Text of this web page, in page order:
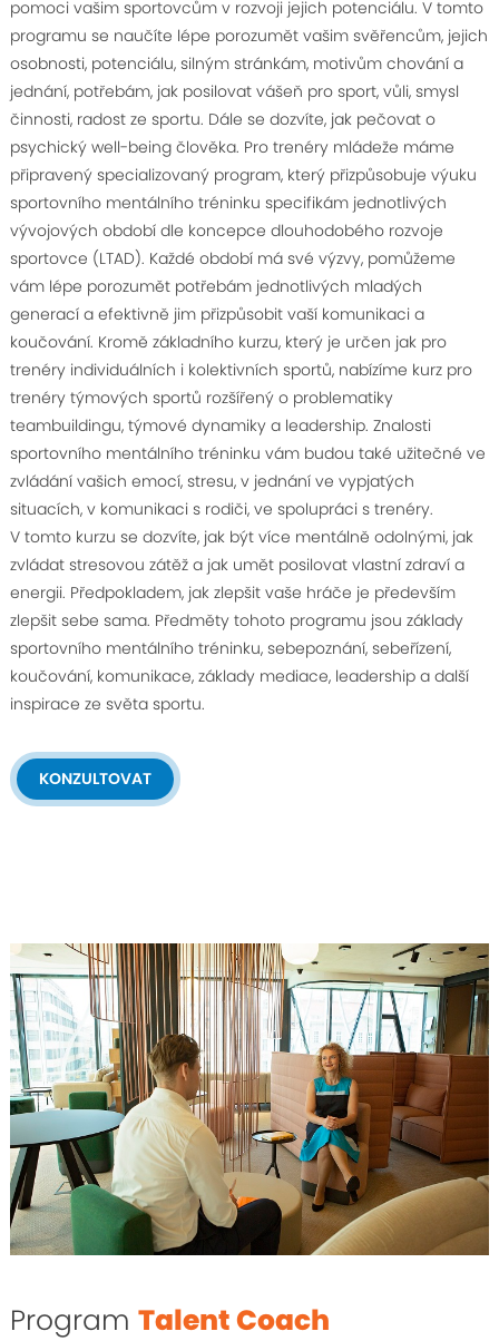
pomoci vašim sportovcům v rozvoji jejich potenciálu. V tomto
programu se naučíte lépe porozumět vašim svěřencům, jejich
osobnosti, potenciálu, silným stránkám, motivům chování a
jednání, potřebám, jak posilovat vášeň pro sport, vůli, smysl
činnosti, radost ze sportu. Dále se dozvíte, jak pečovat o
psychický well-being člověka. Pro trenéry mládeže máme
připravený specializovaný program, který přizpůsobuje výuku
sportovního mentálního tréninku specifikám jednotlivých
vývojových období dle koncepce dlouhodobého rozvoje
sportovce (LTAD). Každé období má své výzvy, pomůžeme
vám lépe porozumět potřebám jednotlivých mladých
generací a efektivně jim přizpůsobit vaší komunikaci a
koučování. Kromě základního kurzu, který je určen jak pro
trenéry individuálních i kolektivních sportů, nabízíme kurz pro
trenéry týmových sportů rozšířený o problematiky
teambuildingu, týmové dynamiky a leadership. Znalosti
sportovního mentálního tréninku vám budou také užitečné ve
zvládání vašich emocí, stresu, v jednání ve vypjatých
situacích, v komunikaci s rodiči, ve spolupráci s trenéry.
V tomto kurzu se dozvíte, jak být více mentálně odolnými, jak
zvládat stresovou zátěž a jak umět posilovat vlastní zdraví a
energii. Předpokladem, jak zlepšit vaše hráče je především
zlepšit sebe sama. Předměty tohoto programu jsou základy
sportovního mentálního tréninku, sebepoznání, sebeřízení,
koučování, komunikace, základy mediace, leadership a další
inspirace ze světa sportu.
KONZULTOVAT
Program Talent Coach